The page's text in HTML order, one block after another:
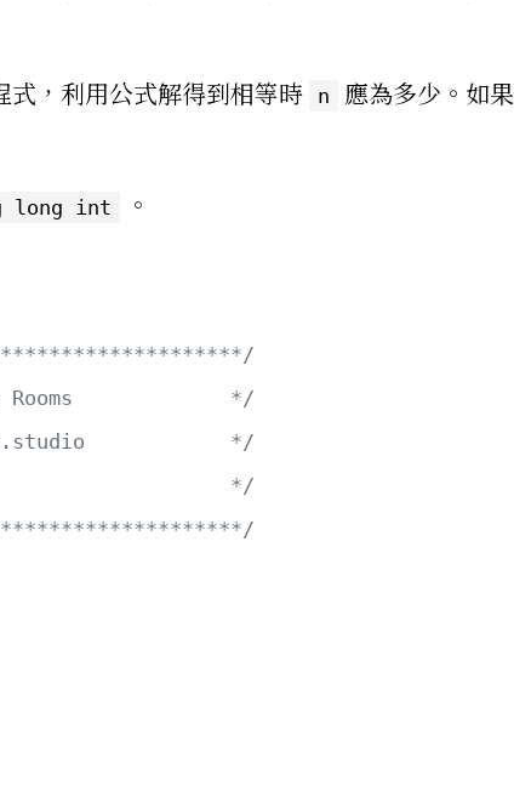
，利用公式解得到相等時
n 應為多少。如果
long int
。
Rooms             */
*/
*/